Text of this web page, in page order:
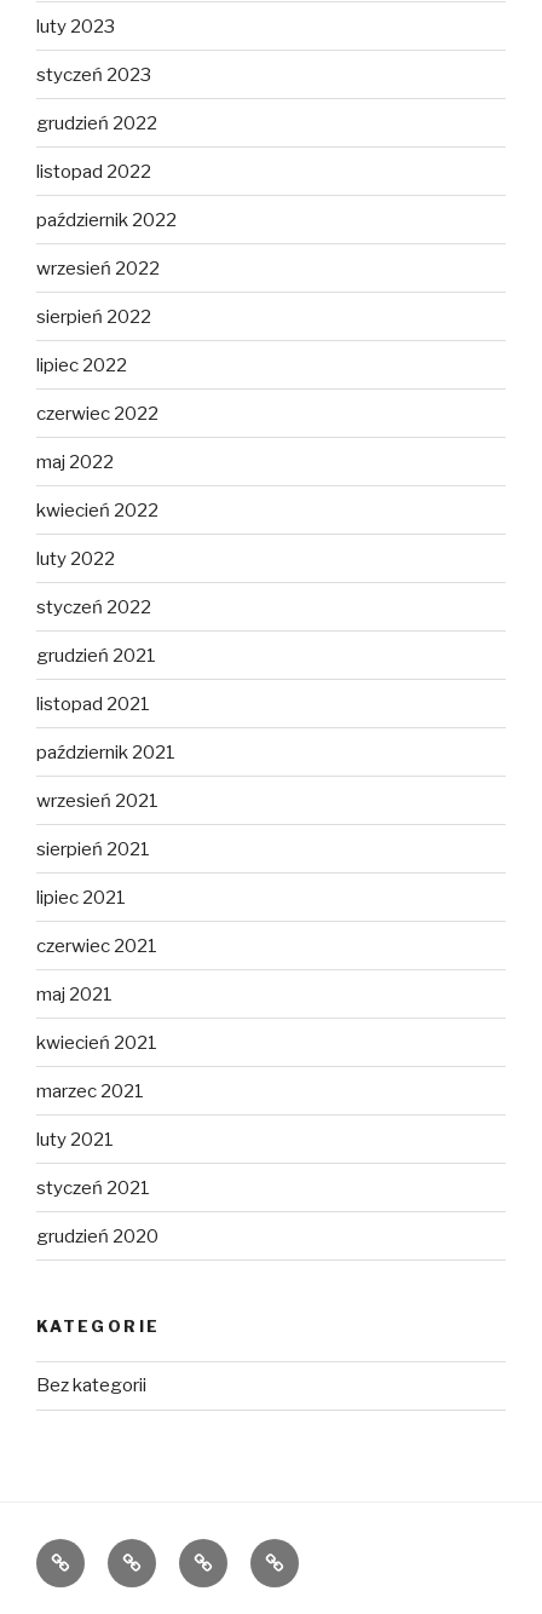
luty 2023
styczeń 2023
grudzień 2022
listopad 2022
październik 2022
wrzesień 2022
sierpień 2022
lipiec 2022
czerwiec 2022
maj 2022
kwiecień 2022
luty 2022
styczeń 2022
grudzień 2021
listopad 2021
październik 2021
wrzesień 2021
sierpień 2021
lipiec 2021
czerwiec 2021
maj 2021
kwiecień 2021
marzec 2021
luty 2021
styczeń 2021
grudzień 2020
KATEGORIE
Bez kategorii
Home
O
nas
Rejon
działania
FAQ